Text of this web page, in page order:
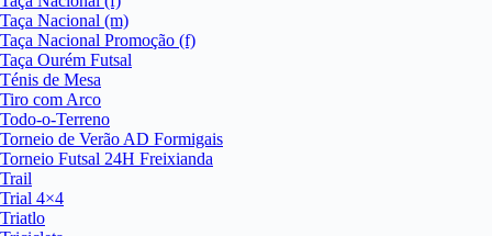
Taça Nacional (m)
Taça Nacional Promoção (f)
Taça Ourém Futsal
Ténis de Mesa
Tiro com Arco
Todo-o-Terreno
Torneio de Verão AD Formigais
Torneio Futsal 24H Freixianda
Trail
Trial 4×4
Triatlo